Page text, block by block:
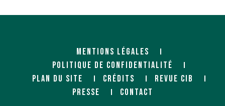
MENTIONS LÉGALES
POLITIQUE DE CONFIDENTIALITÉ
PLAN DU SITE
CRÉDITS
REVUE CIB
PRESSE
CONTACT